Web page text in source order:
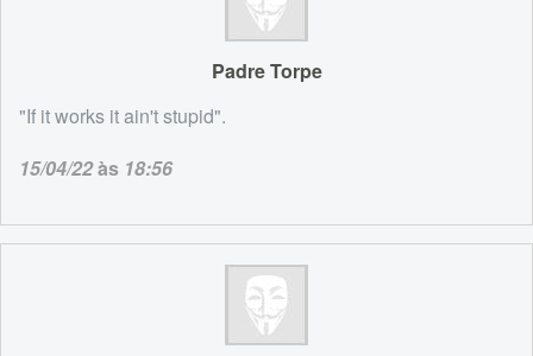
Padre Torpe
"If it works it ain't stupid".
15/04/22às 18:56